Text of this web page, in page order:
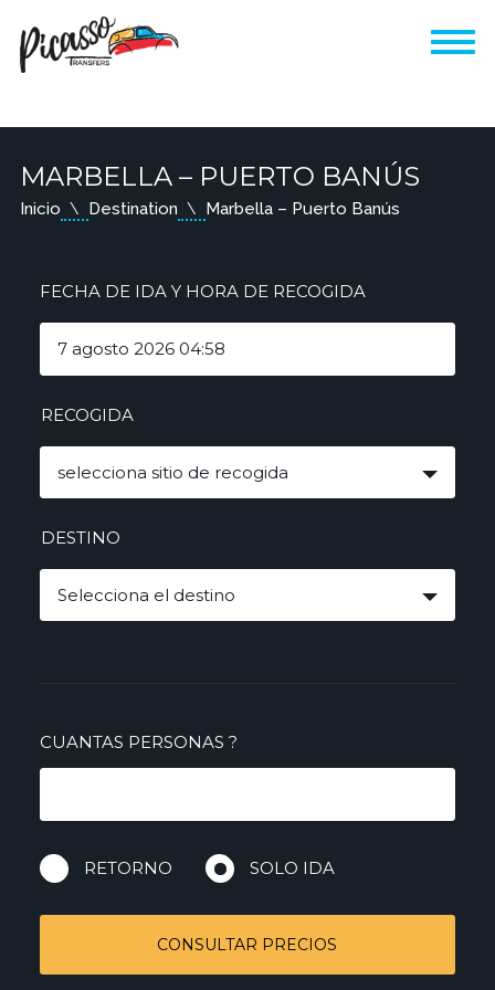
MARBELLA – PUERTO BANÚS
Inicio Destination Marbella – Puerto Banús
FECHA DE IDA Y HORA DE RECOGIDA
RECOGIDA
selecciona sitio de recogida
DESTINO
Selecciona el destino
CUANTAS PERSONAS?
RETORNO SOLO IDA
CONSULTAR PRECIOS